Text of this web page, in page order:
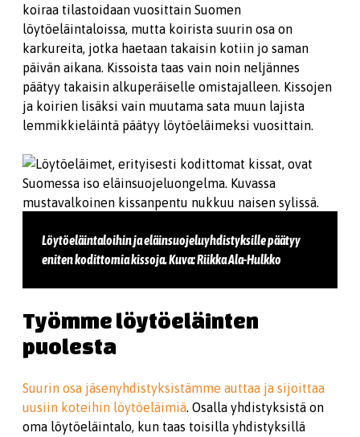
koiraa tilastoidaan vuosittain Suomen
löytöeläintaloissa, mutta koirista suurin osa on
karkureita, jotka haetaan takaisin kotiin jo saman
päivän aikana. Kissoista taas vain noin neljännes
päätyy takaisin alkuperäiselle omistajalleen. Kissojen
ja koirien lisäksi vain muutama sata muun lajista
lemmikkieläintä päätyy löytöeläimeksi vuosittain.
Löytöeläintaloihin ja eläinsuojeluyhdistyksille päätyy
eniten kodittomia kissoja. Kuva: Riikka Ala-Hulkko
Työmme löytöeläinten
puolesta
Suurin osa jäsenyhdistyksistämme auttaa ja sijoittaa
uusiin koteihin löytöeläimiä. Osalla yhdistyksistä on
oma löytöeläintalo, kun taas toisilla yhdistyksillä